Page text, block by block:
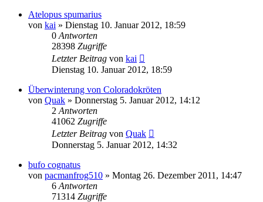
Atelopus spumarius
von kai » Dienstag 10. Januar 2012, 18:59
0 Antworten
28398 Zugriffe
Letzter Beitrag von kai
Dienstag 10. Januar 2012, 18:59
Überwinterung von Coloradokröten
von Quak » Donnerstag 5. Januar 2012, 14:12
2 Antworten
41062 Zugriffe
Letzter Beitrag von Quak
Donnerstag 5. Januar 2012, 14:32
bufo cognatus
von pacmanfrog510 » Montag 26. Dezember 2011, 14:47
6 Antworten
71314 Zugriffe